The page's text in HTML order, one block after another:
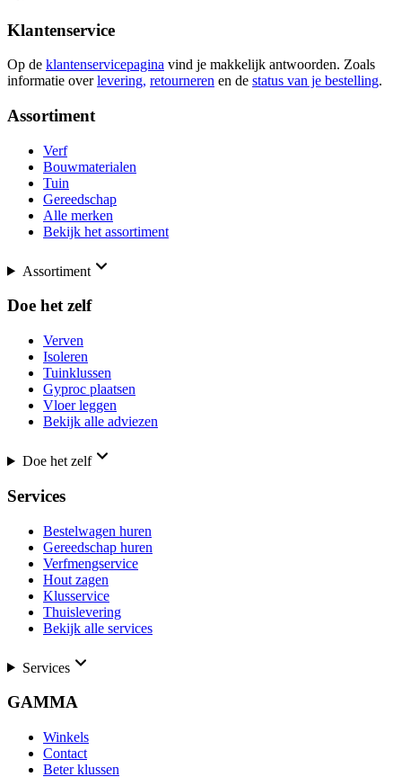
Klantenservice
Op de klantenservicepagina vind je makkelijk antwoorden. Zoals
informatie over levering, retourneren en de status van je bestelling.
Assortiment
Verf
Bouwmaterialen
Tuin
Gereedschap
Alle merken
Bekijk het assortiment
Assortiment
Doe het zelf
Verven
Isoleren
Tuinklussen
Gyproc plaatsen
Vloer leggen
Bekijk alle adviezen
Doe het zelf
Services
Bestelwagen huren
Gereedschap huren
Verfmengservice
Hout zagen
Klusservice
Thuislevering
Bekijk alle services
Services
GAMMA
Winkels
Contact
Beter klussen